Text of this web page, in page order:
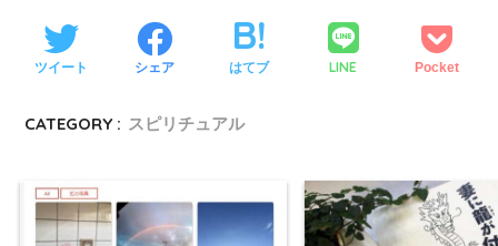
ツイート シェア はてブ LINE Pocket
CATEGORY : スピリチュアル